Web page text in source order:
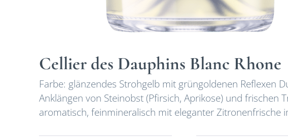
Cellier des Dauphins Blanc Rhone
Farbe: glänzendes Strohgelb mit grüngoldenen Reflexen
Anklängen von Steinobst (Pfirsich, Aprikose) und frischen
aromatisch, feinmineralisch mit eleganter Zitronenfrische